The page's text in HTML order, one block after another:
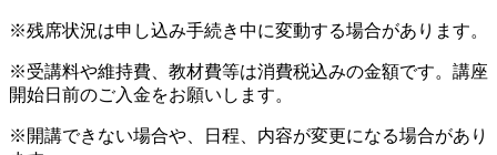
※残席状況は申し込み手続き中に変動する場合があります。
※受講料や維持費、教材費等は消費税込みの金額です。講座
開始日前のご入金をお願いします。
※開講できない場合や、日程、内容が変更になる場合があり